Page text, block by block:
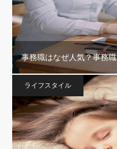
事務職はなぜ人気？事務
ライフスタイル